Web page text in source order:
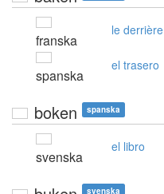
franska
le derrière
spanska
el trasero
boken spanska
svenska
el libro
svenska